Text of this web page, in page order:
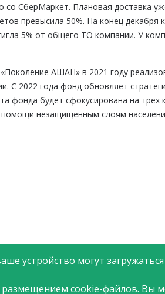
устройство могут
размещением cookie-файлов. Вы
СберМаркет. Плановая доставка
превысила 50%. На конец декабря
5% от общего ТО компании. У
АШАН» в 2021 году
С 2022 года фонд обновляет
фонда будет сфокусирована на трех
помощи незащищенным слоям